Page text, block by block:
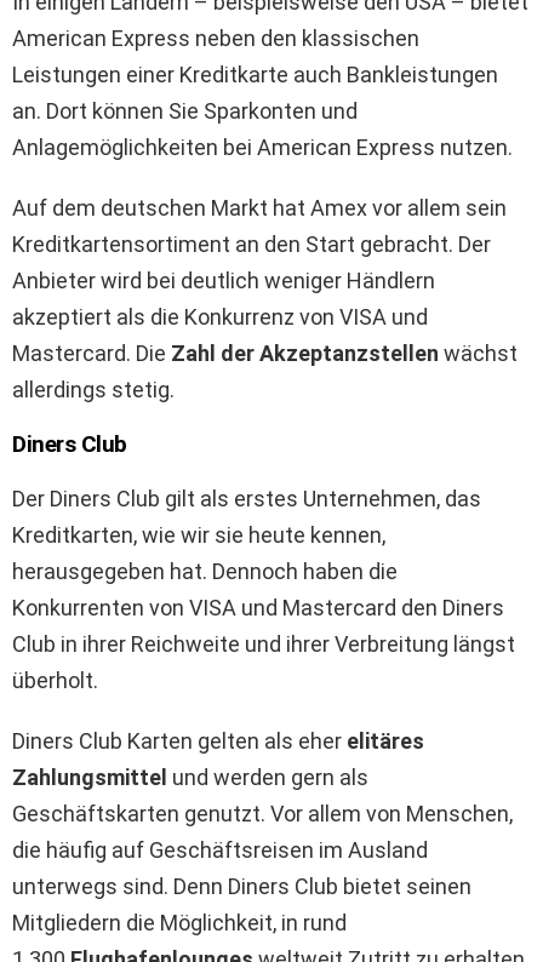
American Express neben den klassischen
Leistungen einer Kreditkarte auch Bankleistungen
an. Dort können Sie Sparkonten und
Anlagemöglichkeiten bei American Express nutzen.
Auf dem deutschen Markt hat Amex vor allem sein
Kreditkartensortiment an den Start gebracht. Der
Anbieter wird bei deutlich weniger Händlern
akzeptiert als die Konkurrenz von VISA und
Mastercard. Die Zahl der Akzeptanzstellen wächst
allerdings stetig.
Diners Club
Der Diners Club gilt als erstes Unternehmen, das
Kreditkarten, wie wir sie heute kennen,
herausgegeben hat. Dennoch haben die
Konkurrenten von VISA und Mastercard den Diners
Club in ihrer Reichweite und ihrer Verbreitung längst
überholt.
Diners Club Karten gelten als eher elitäres
Zahlungsmittel und werden gern als
Geschäftskarten genutzt. Vor allem von Menschen,
die häufig auf Geschäftsreisen im Ausland
unterwegs sind. Denn Diners Club bietet seinen
Mitgliedern die Möglichkeit, in rund